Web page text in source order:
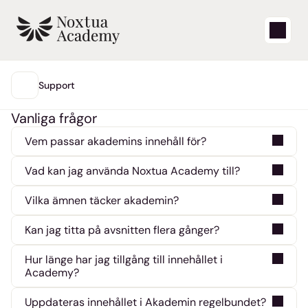
Starta
HUVUDMENY
Lärvideor
Supportartiklar
Blogg
Produktuppdateringar
Support
Logga in
Support
Vanliga frågor
Vem passar akademins innehåll för?
Akademien riktar sig till bolagsjuridiska
avdelningar, advokatbyråer, compliance-
ansvariga, legal engineers och IT-administratörer
som vill förbättra sina färdigheter inom juridisk
AI.
Vad kan jag använda Noxtua Academy till?
Akademin hjälper dig att använda Noxtua
effektivt, bygga upp dina färdigheter inom legal
AI och förstå bästa praxis för forskning,
automatisering, regelefterlevnad och
dokumentarbetsflöden.
Vilka ämnen täcker akademin?
Akademin täcker allt från grundläggande
navigering till avancerad juridisk prompting,
automatisering, regelefterlevnad och
integrationer. Dessutom stödjer akademin dig
Kan jag titta på avsnitten flera gånger?
Ja. Du kan återgå till videor, blogginlägg och
artiklar när som helst.
Hur länge har jag tillgång till innehållet i
Academy?
Akademin är fritt tillgänglig, så du kan komma åt
Uppdateras innehållet i Akademin regelbundet?